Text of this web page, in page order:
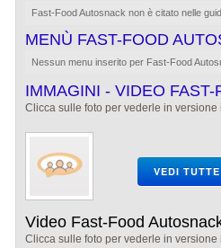
Fast-Food Autosnack non è citato nelle
MENÙ FAST-FOOD
Nessun menu inserito per Fast-Food
IMMAGINI - VIDEO
Clicca sulle foto per vederle in versione
VEDI
Video Fast-Food
Clicca sulle foto per vederle in versione